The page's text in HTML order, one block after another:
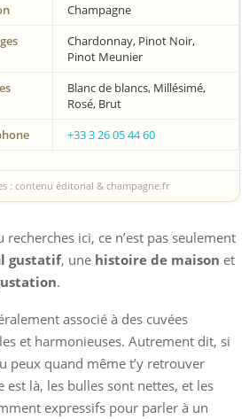
Champagne
Chardonnay, Pinot Noir,
Pinot Meunier
Blanc de blancs, Millésimé,
Rosé, Brut
+33 3 26 05 44 60
: contenu éditorial & champagne.fr
recherches ici, ce n’est pas seulement
gustatif, une histoire de maison et
.
associé à des cuvées
et harmonieuses. Autrement dit, si
peux quand même t’y retrouver
là, les bulles sont nettes, et les
expressifs pour parler à un